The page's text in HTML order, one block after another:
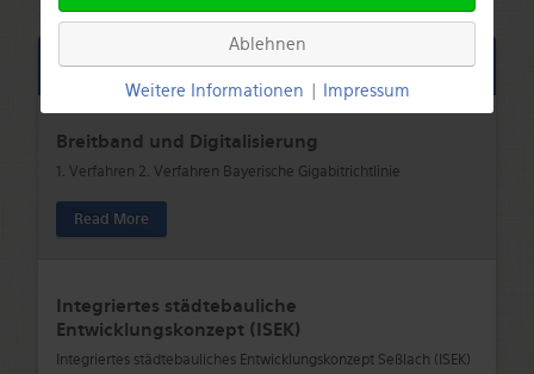
Aktuelle Infos
Breitband und Digitalisierung
1. Verfahren 2. Verfahren Bayerische Gigabitrichtlinie
Read More
Integriertes städtebauliche
Entwicklungskonzept (ISEK)
Integriertes städtebauliches Entwicklungskonzept Seßlach (ISEK)
Ablehnen
Weitere Informationen | Impressum